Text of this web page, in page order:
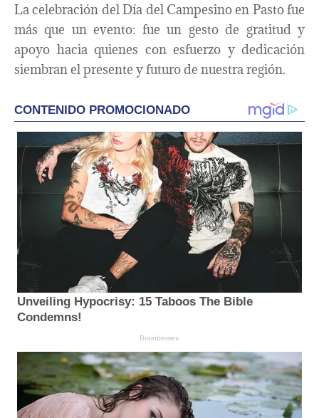
La celebración del Día del Campesino en Pasto fue
más que un evento: fue un gesto de gratitud y
apoyo hacia quienes con esfuerzo y dedicación
siembran el presente y futuro de nuestra región.